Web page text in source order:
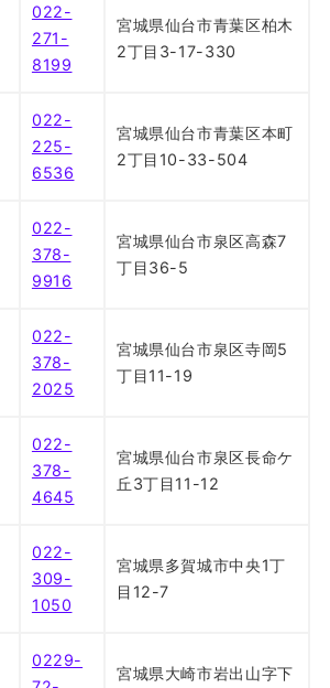
022-
271-
8199
宮城県仙台市青葉区柏木
2丁目3-17-330
022-
225-
6536
宮城県仙台市青葉区本町
2丁目10-33-504
022-
378-
9916
宮城県仙台市泉区高森7
丁目36-5
022-
378-
2025
宮城県仙台市泉区寺岡5
丁目11-19
022-
378-
4645
宮城県仙台市泉区長命ケ
丘3丁目11-12
022-
309-
1050
宮城県多賀城市中央1丁
目12-7
0229-
宮城県大崎市岩出山字下